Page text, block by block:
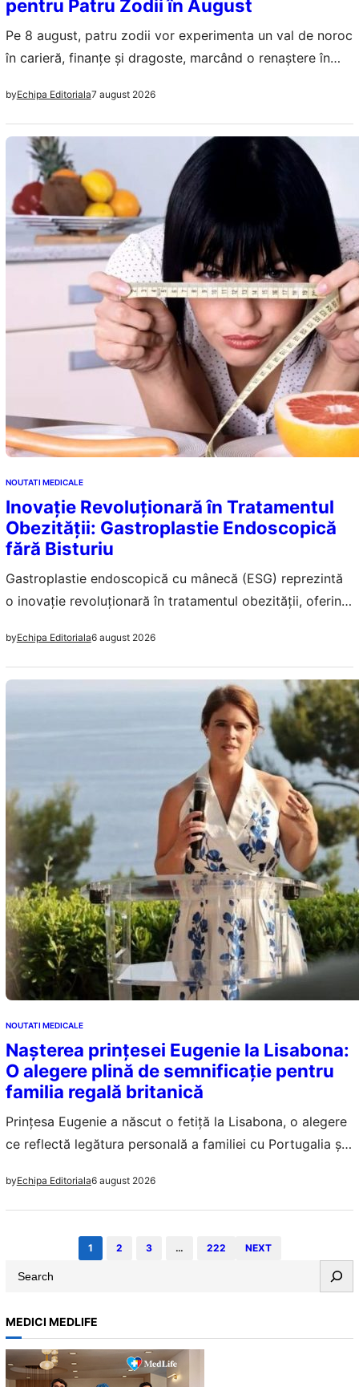
pentru Patru Zodii în August
Pe 8 august, patru zodii vor experimenta un val de noroc
în carieră, finanțe și dragoste, marcând o renaștere în
byEchipa Editoriala7 august 2026
NOUTATI MEDICALE
Inovație Revoluționară în Tratamentul
Obezității: Gastroplastie Endoscopică
fără Bisturiu
Gastroplastie endoscopică cu mânecă (ESG) reprezintă
o inovație revoluționară în tratamentul obezității, oferind
stomacului.
byEchipa Editoriala6 august 2026
NOUTATI MEDICALE
Nașterea prințesei Eugenie la Lisabona:
O alegere plină de semnificație pentru
familia regală britanică
Prințesa Eugenie a născut o fetiță la Lisabona, o alegere
ce reflectă legătura personală a familiei cu Portugalia și
byEchipa Editoriala6 august 2026
1 2 3 … 222 NEXT
a
r
c
h
MEDICI MEDLIFE